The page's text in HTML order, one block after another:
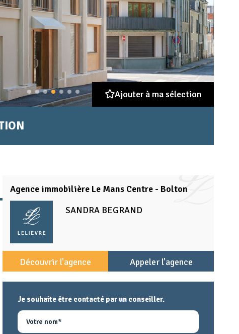
Ajouter à ma sélection
Agence immobilière Le Mans Centre - Bolton
SANDRA BEGRAND
Découvrir l'agence Appeler l'agence
Je souhaite être contacté par un conseiller.
Nom